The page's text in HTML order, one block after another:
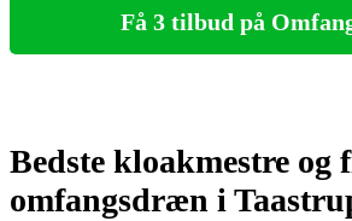
Få 3 tilbud på
Bedste kloakmestre og
omfangsdræn i